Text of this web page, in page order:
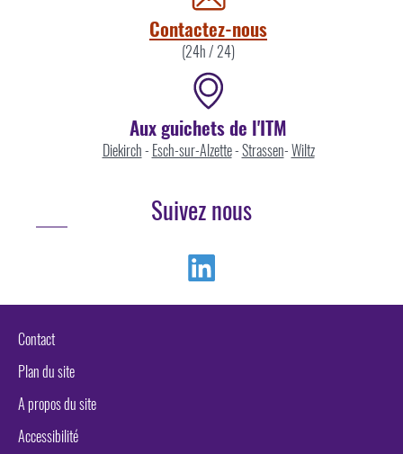
Contactez-nous
(24h / 24)
Aux guichets de l'ITM
Diekirch- Esch-sur-Alzette-Strassen-Wiltz
Suivez nous
Contact
Plan du site
A propos du site
Accessibilité